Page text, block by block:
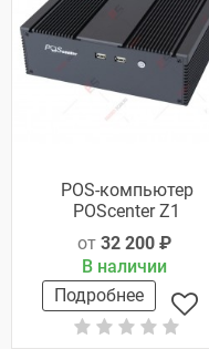
POS-компьютер
POScenter Z1
от 32 200 ₽
В наличии
Подробнее